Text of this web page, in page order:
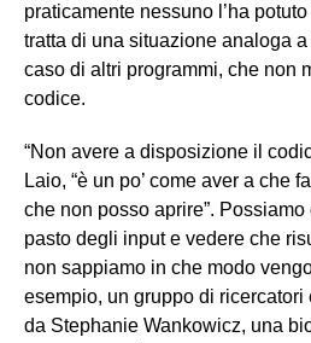
praticamente nessuno l’ha
tratta di una situazione analoga
caso di altri programmi, che non
codice.
“Non avere a disposizione il
Laio, “è un po’ come aver a che
che non posso aprire”.
pasto degli input e vedere che
non sappiamo in che modo
esempio, un gruppo di
da Stephanie Wankowicz, una